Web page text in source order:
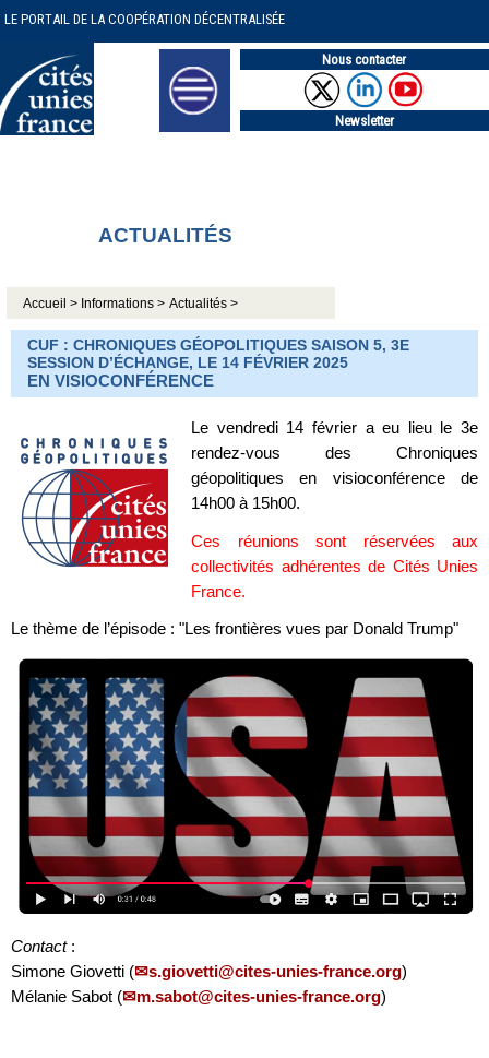
LE PORTAIL DE LA COOPÉRATION DÉCENTRALISÉE
Nous contacter
Newsletter
ACTUALITÉS
Accueil > Informations > Actualités >
CUF : CHRONIQUES GÉOPOLITIQUES SAISON 5, 3E
SESSION D’ÉCHANGE, LE 14 FÉVRIER 2025
EN VISIOCONFÉRENCE
Le vendredi 14 février a eu lieu le 3e
rendez-vous des Chroniques
géopolitiques en visioconférence de
14h00 à 15h00.
Ces réunions sont réservées aux
collectivités adhérentes de Cités Unies
France.
Le thème de l’épisode : "Les frontières vues par Donald Trump"
Contact:
Simone Giovetti (
s.giovetti@cites-unies-france.org)
Mélanie Sabot (
m.sabot@cites-unies-france.org)